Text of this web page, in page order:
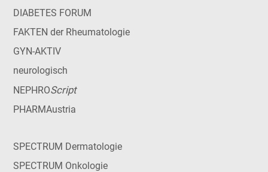
DIABETES FORUM
FAKTEN der Rheumatologie
GYN-AKTIV
neurologisch
NEPHROScript
PHARMAustria
SPECTRUM Dermatologie
SPECTRUM Onkologie